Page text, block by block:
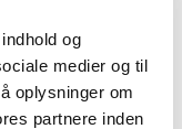
og
medier og til
oplysninger om
partnere inden
festivaler i
fra Monte Carlo